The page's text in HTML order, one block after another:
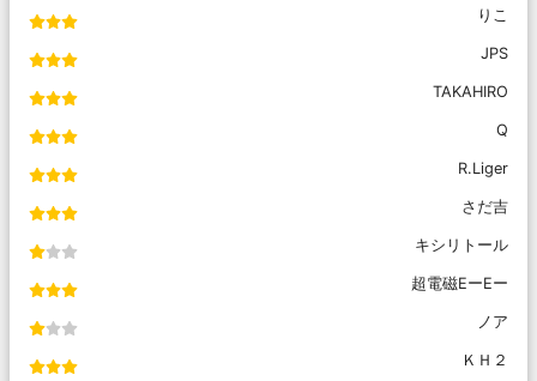
りこ
JPS
TAKAHIRO
Q
R.Liger
さだ吉
キシリトール
超電磁EーEー
ノア
ＫＨ２